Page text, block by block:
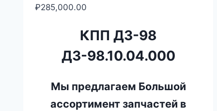
₽285,000.00
КПП ДЗ-98
ДЗ-98.10.04.000
Мы предлагаем Большой
ассортимент запчастей в